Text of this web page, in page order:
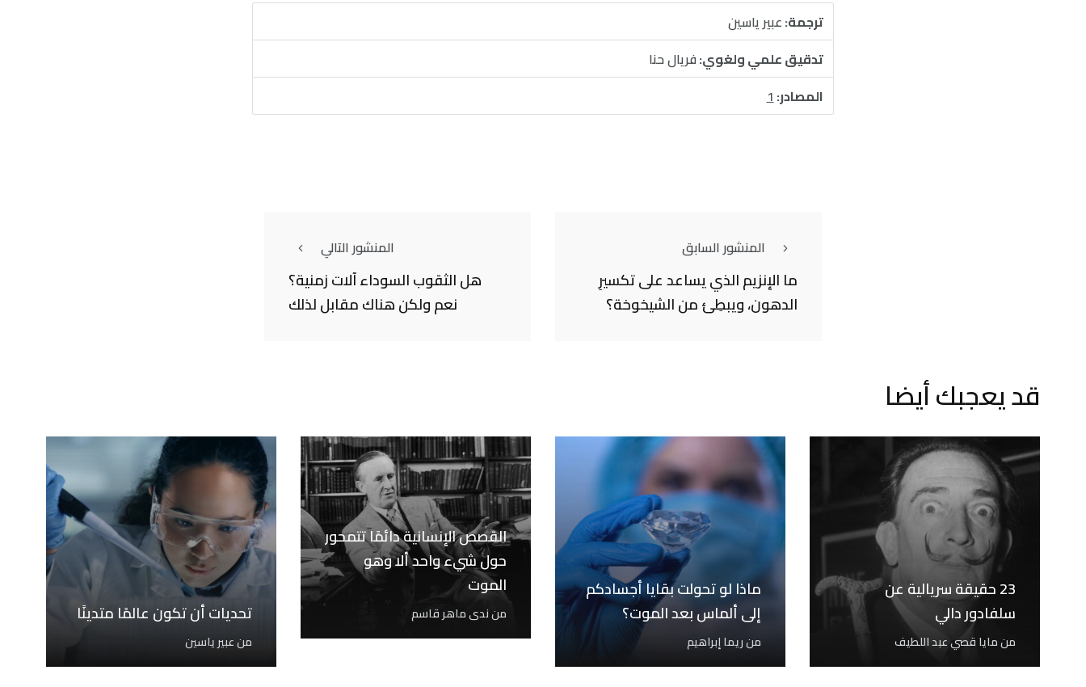
ترجمة:عبير ياسين
تدقيق علمي ولغوي:فريال حنا
المصادر:1
المنشور السابق
ما الإنزيم الذي يساعد على تكسيرِ
الدهون، ويبطِئ من الشيخوخة؟
المنشور التالي
هل الثقوب السوداء آلات زمنية؟
نعم ولكن هناك مقابل لذلك
قد يعجبك أيضا
23 حقيقة سريالية عن
سلفادور دالي
منمايا قصي عبد اللطيف
ماذا لو تحولت بقايا أجسادكم
إلى ألماس بعد الموت؟
منريما إبراهيم
القصص الإنسانية دائمًا تتمحور
حول شيء واحد ألا وهو
الموت
منندى ماهر قاسم تحديات أن تكون عالمًا متدينًا
منعبير ياسين